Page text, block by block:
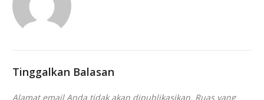
Tinggalkan Balasan
Alamat email Anda tidak akan dipublikasikan. Ruas yang